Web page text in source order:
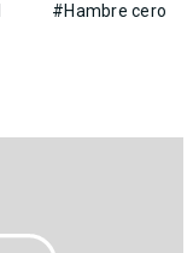
#Hambre cero